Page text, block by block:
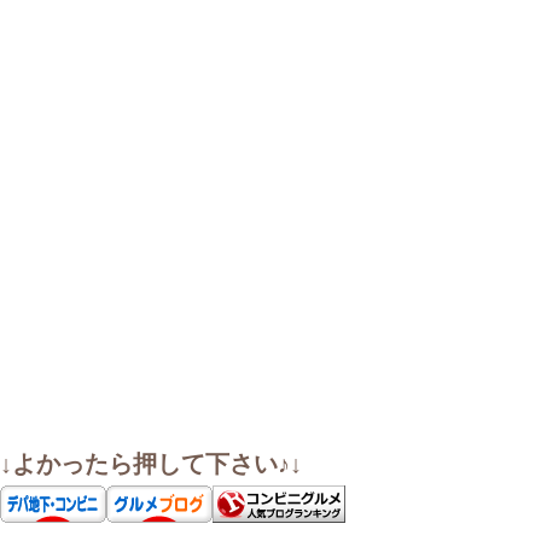
↓よかったら押して下さい♪↓